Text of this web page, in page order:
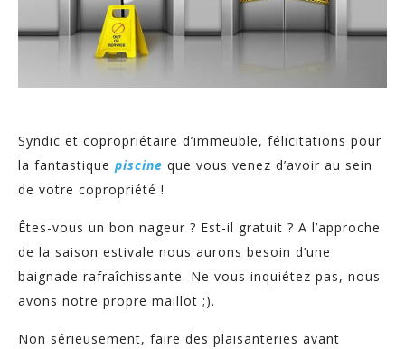
Syndic et copropriétaire d’immeuble, félicitations pour
la fantastique piscine que vous venez d’avoir au sein
de votre copropriété !
Êtes-vous un bon nageur ? Est-il gratuit ? A l’approche
de la saison estivale nous aurons besoin d’une
baignade rafraîchissante. Ne vous inquiétez pas, nous
avons notre propre maillot ;).
Non sérieusement, faire des plaisanteries avant